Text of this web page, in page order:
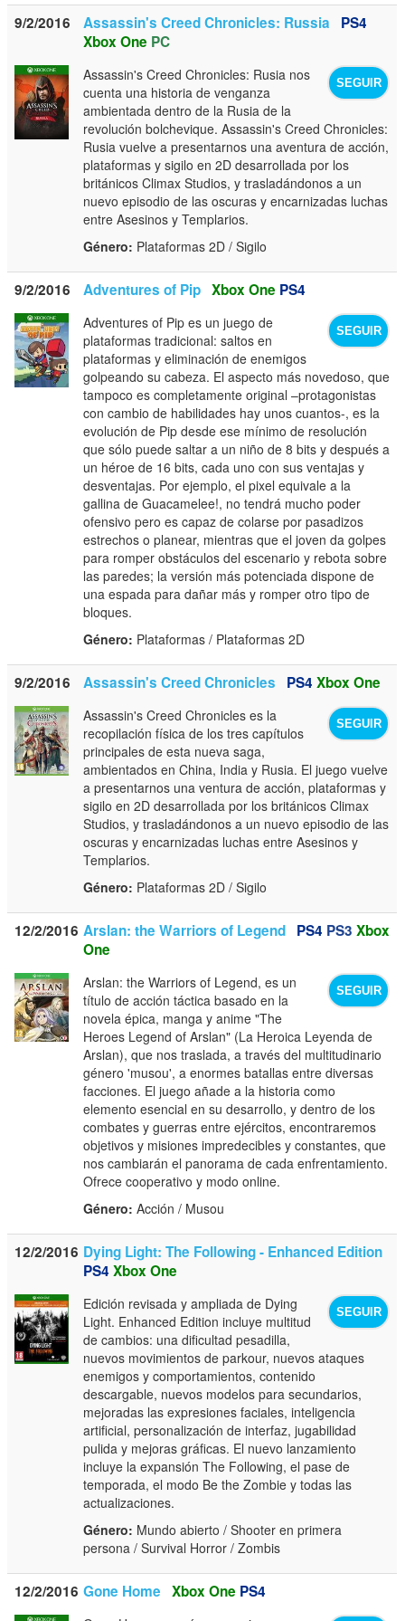
9/2/2016 Assassin's Creed Chronicles: Russia
PS4
Xbox One PC
SEGUIR
Assassin's Creed Chronicles: Rusia nos
cuenta una historia de venganza
ambientada dentro de la Rusia de la
revolución bolchevique. Assassin's Creed Chronicles:
Rusia vuelve a presentarnos una aventura de acción,
plataformas y sigilo en 2D desarrollada por los
británicos Climax Studios, y trasladándonos a un
nuevo episodio de las oscuras y encarnizadas luchas
entre Asesinos y Templarios.
Género: Plataformas 2D / Sigilo
9/2/2016 Adventures of Pip Xbox One PS4
SEGUIR
Adventures of Pip es un juego de
plataformas tradicional: saltos en
plataformas y eliminación de enemigos
golpeando su cabeza. El aspecto más novedoso, que
tampoco es completamente original –protagonistas
con cambio de habilidades hay unos cuantos-, es la
evolución de Pip desde ese mínimo de resolución
que sólo puede saltar a un niño de 8 bits y después a
un héroe de 16 bits, cada uno con sus ventajas y
desventajas. Por ejemplo, el pixel equivale a la
gallina de Guacamelee!, no tendrá mucho poder
ofensivo pero es capaz de colarse por pasadizos
estrechos o planear, mientras que el joven da golpes
para romper obstáculos del escenario y rebota sobre
las paredes; la versión más potenciada dispone de
una espada para dañar más y romper otro tipo de
bloques.
Género: Plataformas / Plataformas 2D
9/2/2016 Assassin's Creed Chronicles PS4 Xbox One
SEGUIR
Assassin's Creed Chronicles es la
recopilación física de los tres capítulos
principales de esta nueva saga,
ambientados en China, India y Rusia. El juego vuelve
a presentarnos una ventura de acción, plataformas y
sigilo en 2D desarrollada por los británicos Climax
Studios, y trasladándonos a un nuevo episodio de las
oscuras y encarnizadas luchas entre Asesinos y
Templarios.
Género: Plataformas 2D / Sigilo
12/2/2016 Arslan: the Warriors of Legend PS4 PS3 Xbox
One
SEGUIR
Arslan: the Warriors of Legend, es un
título de acción táctica basado en la
novela épica, manga y anime "The
Heroes Legend of Arslan" (La Heroica Leyenda de
Arslan), que nos traslada, a través del multitudinario
género 'musou', a enormes batallas entre diversas
facciones. El juego añade a la historia como
elemento esencial en su desarrollo, y dentro de los
combates y guerras entre ejércitos, encontraremos
objetivos y misiones impredecibles y constantes, que
nos cambiarán el panorama de cada enfrentamiento.
Ofrece cooperativo y modo online.
Género: Acción / Musou
12/2/2016 Dying Light: The Following - Enhanced Edition
PS4 Xbox One
SEGUIR
Edición revisada y ampliada de Dying
Light. Enhanced Edition incluye multitud
de cambios: una dificultad pesadilla,
nuevos movimientos de parkour, nuevos ataques
enemigos y comportamientos, contenido
descargable, nuevos modelos para secundarios,
mejoradas las expresiones faciales, inteligencia
artificial, personalización de interfaz, jugabilidad
pulida y mejoras gráficas. El nuevo lanzamiento
incluye la expansión The Following, el pase de
temporada, el modo Be the Zombie y todas las
actualizaciones.
Género: Mundo abierto / Shooter en primera
persona / Survival Horror / Zombis
12/2/2016 Gone Home Xbox One PS4